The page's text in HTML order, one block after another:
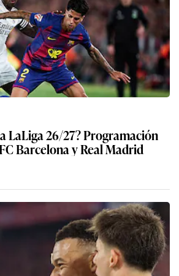
LaLiga 26/27? Programación
Barcelona y Real Madrid